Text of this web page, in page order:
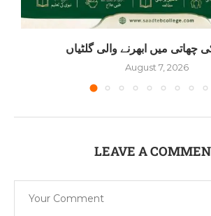
چھاتی میں ابھرنے والی گلٹیاں
August 7, 2026
LEAVE A